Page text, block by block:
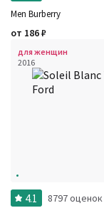
Men Burberry
от 186₽
для женщин
2016
4.1 8797 оценок